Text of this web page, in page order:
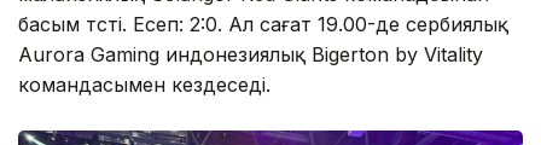
басым түсті. Есеп: 2:0. Ал сағат 19.00-де сербиялық
Aurora Gaming индонезиялық Bigerton by Vitality
командасымен кездеседі.